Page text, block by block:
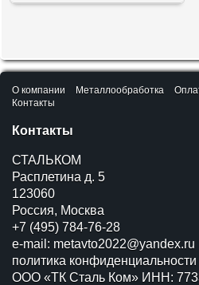
О компании Металлообработка
Контакты
Контакты
СТАЛЬКОМ
Расплетина д. 5
123060
Россия, Москва
+7 (495) 784-76-28
e-mail: metavto2022@yandex.ru
политика конфиденциальности
ООО «ТК Сталь Ком» ИНН: